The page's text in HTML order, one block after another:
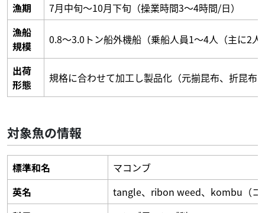
漁期
7月中旬～10月下旬（操業時間3～4時間/日）
漁船
規模
0.8～3.0トン船外機船（乗船人員1～4人（主に2人
出荷
形態
規格に合わせて加工し製品化（元揃昆布、折昆布
対象魚の情報
標準和名
マコンブ
英名
tangle、ribon weed、kombu（コ